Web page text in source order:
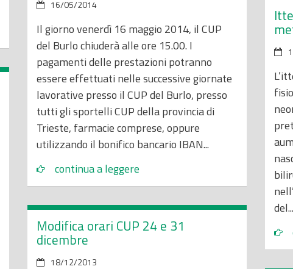
16/05/2014
Il giorno venerdì 16 maggio 2014, il CUP
del Burlo chiuderà alle ore 15.00. I
pagamenti delle prestazioni potranno
essere effettuati nelle successive giornate
lavorative presso il CUP del Burlo, presso
tutti gli sportelli CUP della provincia di
Trieste, farmacie comprese, oppure
utilizzando il bonifico bancario IBAN...
continua a leggere
del...
Modifica orari CUP 24 e 31
dicembre
18/12/2013